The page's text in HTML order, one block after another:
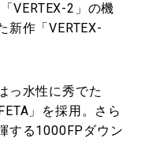
VERTEX-2」の機
新作「VERTEX-
っ水性に秀でた
」を採用。さら
する1000FPダウン